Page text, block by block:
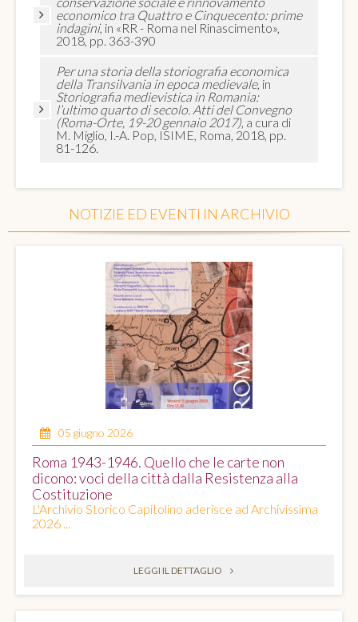
economico tra Quattro e Cinquecento: prime
indagini, in «RR - Roma nel Rinascimento»,
2018, pp. 363-390
Per una storia della storiografia economica
della Transilvania in epoca medievale, in
Storiografia medievistica in Romania:
l’ultimo quarto di secolo. Atti del Convegno
(Roma-Orte, 19-20 gennaio 2017), a cura di
M. Miglio, I.-A. Pop, ISIME, Roma, 2018, pp.
81-126.
NOTIZIE ED EVENTI IN ARCHIVIO
05 giugno 2026
Roma 1943-1946. Quello che le carte non
dicono: voci della città dalla Resistenza alla
Costituzione
L'Archivio Storico Capitolino aderisce ad Archivissima
2026 ...
LEGGI IL DETTAGLIO